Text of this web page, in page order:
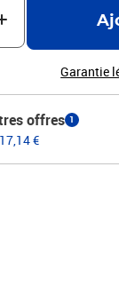
Garantie
offres 1
€